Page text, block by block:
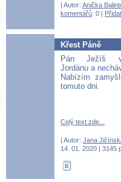
| Autor: Anička
komentářů: 0 |
Křest Páně
Pán Ježíš
Jordánu a
Nabízím
tomuto dni.
Celý text zde...
| Autor: Jana
14. 01. 2020 | 3145